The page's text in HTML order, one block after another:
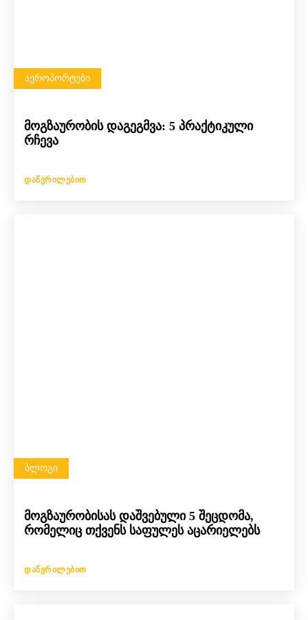
ᲐᲔᲠᲝᲞᲝᲠᲢᲔᲑᲘ
მოგზაურობის დაგეგმვა: 5 პრაქტიკული
რჩევა
ᲓᲐᲬᲕᲠᲘᲚᲔᲑᲘᲗ
ᲑᲚᲝᲒᲘ
მოგზაურობისას დაშვებული 5 შეცდომა,
რომელიც თქვენს საფულეს აცარიელებს
ᲓᲐᲬᲕᲠᲘᲚᲔᲑᲘᲗ